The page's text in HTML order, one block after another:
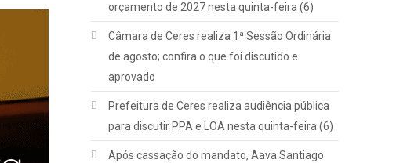
orçamento de 2027 nesta quinta-feira (6)
Câmara de Ceres realiza 1ª Sessão Ordinária
de agosto; confira o que foi discutido e
aprovado
Prefeitura de Ceres realiza audiência pública
para discutir PPA e LOA nesta quinta-feira (6)
Após cassação do mandato, Aava Santiago